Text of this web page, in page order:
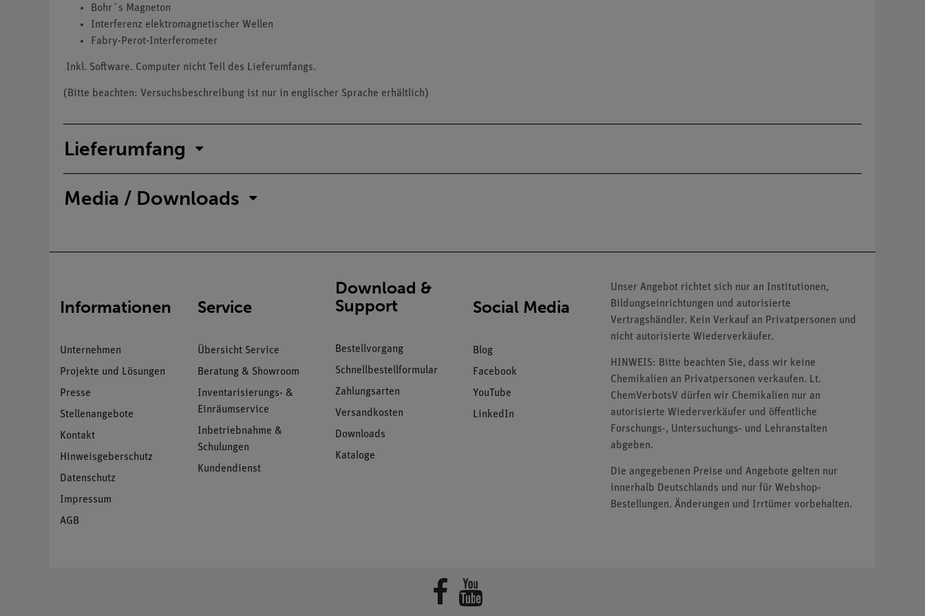
Bohr´s Magneton
Interferenz elektromagnetischer Wellen
Fabry-Perot-Interferometer
Inkl. Software. Computer nicht Teil des Lieferumfangs.
(Bitte beachten: Versuchsbeschreibung ist nur in englischer Sprache erhältlich)
Lieferumfang
Media / Downloads
Informationen
Unternehmen
Projekte und Lösungen
Presse
Stellenangebote
Kontakt
Hinweisgeberschutz
Datenschutz
Impressum
AGB
Service
Übersicht Service
Beratung & Showroom
Inventarisierungs- &
Einräumservice
Inbetriebnahme &
Schulungen
Kundendienst
Download &
Support
Bestellvorgang
Schnellbestellformular
Zahlungsarten
Versandkosten
Downloads
Kataloge
Social Media
Blog
Facebook
YouTube
LinkedIn
Unser Angebot richtet sich nur an Institutionen,
Bildungseinrichtungen und autorisierte
Vertragshändler. Kein Verkauf an Privatpersonen und
nicht autorisierte Wiederverkäufer.
HINWEIS: Bitte beachten Sie, dass wir keine
Chemikalien an Privatpersonen verkaufen. Lt.
ChemVerbotsV dürfen wir Chemikalien nur an
autorisierte Wiederverkäufer und öffentliche
Forschungs-, Untersuchungs- und Lehranstalten
abgeben.
Die angegebenen Preise und Angebote gelten nur
innerhalb Deutschlands und nur für Webshop-
Bestellungen. Änderungen und Irrtümer vorbehalten.